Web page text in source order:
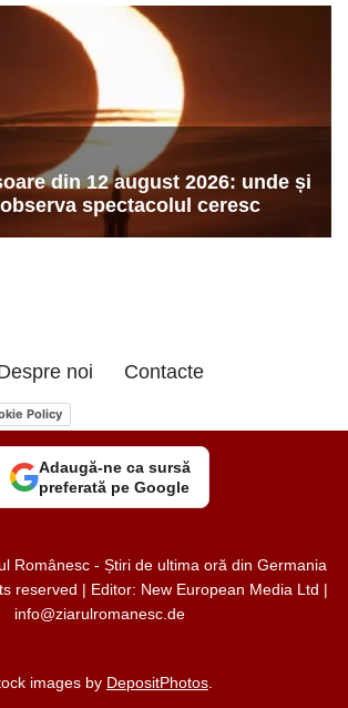
noi Contacte
Policy
Adaugă-ne ca sursă
preferată pe Google
Românesc - Știri de ultima oră din Germania
reserved | Editor: New European Media Ltd |
info@ziarulromanesc.de
images by DepositPhotos.